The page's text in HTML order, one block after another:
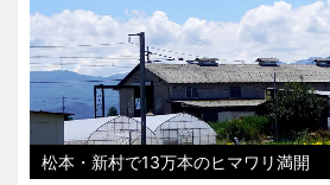
松本・新村で13万本のヒマワリ満開